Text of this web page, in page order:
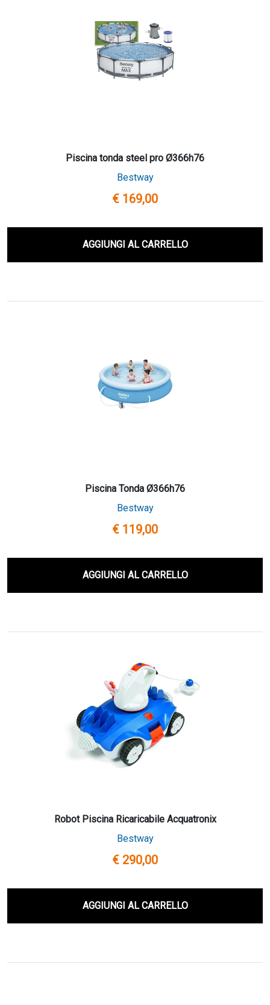
Piscina tonda steel pro Ø366h76
Bestway
€ 169,00
AGGIUNGI AL CARRELLO
Piscina Tonda Ø366h76
Bestway
€ 119,00
AGGIUNGI AL CARRELLO
Robot Piscina Ricaricabile Acquatronix
Bestway
€ 290,00
AGGIUNGI AL CARRELLO